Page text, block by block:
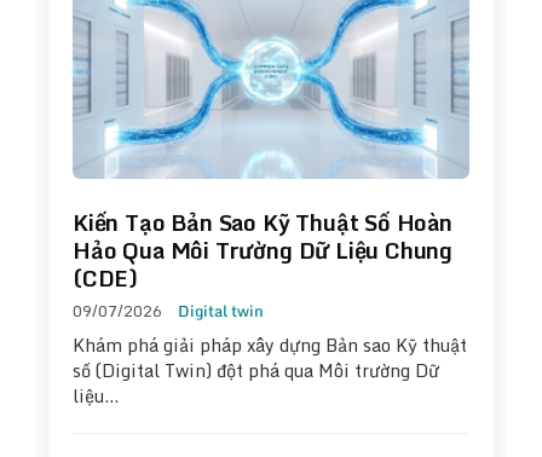
Kiến Tạo Bản Sao Kỹ Thuật Số Hoàn
Hảo Qua Môi Trường Dữ Liệu Chung
(CDE)
09/07/2026 Digital twin
Khám phá giải pháp xây dựng Bản sao Kỹ thuật
số (Digital Twin) đột phá qua Môi trường Dữ
liệu…